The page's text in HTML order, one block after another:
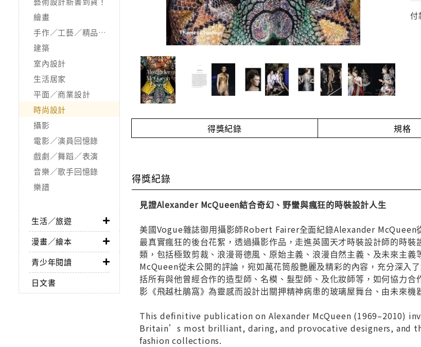
繪畫
手作／工藝／精品收藏
建築
室內設計
生活居家
平面／商業設計
時尚設計
攝影
電影／演員回憶錄
戲劇／舞蹈／表演
音樂／歌手回憶錄
樂譜
生活／旅遊
漫畫／繪本
青少年閱讀
日文書
付
得獎紀錄 規格
得獎紀錄
見證Alexander McQueen結合奇幻、野蠻與瘋狂的時裝設計人生
美國Vogue雜誌御用攝影師Robert Fairer全面紀錄Alexander
最真實瘋狂的後台花絮，透過攝影作品，走進英國天才時裝設計師的時
類，包括極致剪裁、浪漫哥德風、原始主義、浪漫自然主義、及未來主
McQueen從未公開的評論，宛如萬花筒般艷麗及精彩的內容，充分深
括所有與他曾經合作的造型師、名模、髮型師、及化妝師等，如何協力
影《飛越杜鵑窩》為靈感而設計出關押精神病患的玻璃屋舞台、由未來
This definitive publication on Alexander McQueen (1969–2010)
Britain’s most brilliant, daring, and provocative designers, and
fashion collections.